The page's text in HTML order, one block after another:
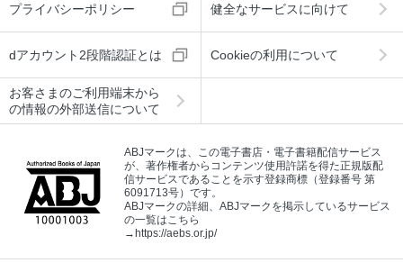
プライバシーポリシー 健全なサービスに向けて
dアカウント2段階認証とは Cookieの利用について
お客さまのご利用端末から
の情報の外部送信について
ABJマークは、この電子書店・電子書籍配信サービス
が、著作権者からコンテンツ使用許諾を得た正規版配
信サービスであることを示す登録商標（登録番号 第
6091713号）です。
ABJマークの詳細、ABJマークを掲示しているサービス
の一覧はこちら
→https://aebs.or.jp/